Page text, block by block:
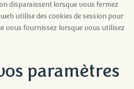
disparaissent lorsque vous fermez
utilise des cookies de session pour
vous fournissez lorsque vous utilisez
paramètres